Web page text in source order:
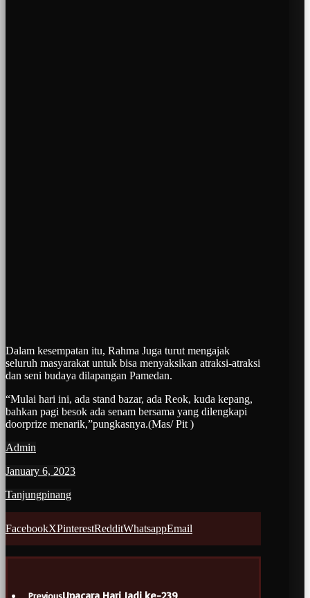
Dalam kesempatan itu, Rahma Juga turut mengajak
seluruh masyarakat untuk bisa menyaksikan atraksi-atraksi
dan seni budaya dilapangan Pamedan.
“Mulai hari ini, ada stand bazar, ada Reok, kuda kepang,
bahkan pagi besok ada senam bersama yang dilengkapi
doorprize menarik,”pungkasnya.(Mas/ Pit )
Admin
January 6, 2023
Tanjungpinang
FacebookXPinterestRedditWhatsappEmail